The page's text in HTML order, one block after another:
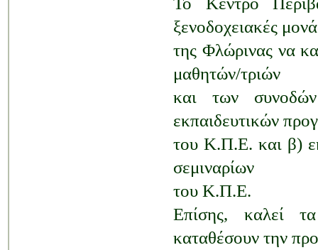
ξενοδοχειακές
της Φλώρινας να
μαθητών/τριών
και των
εκπαιδευτικών
του Κ.Π.Ε. και β)
σεμιναρίων
του Κ.Π.Ε.
Επίσης, καλεί
καταθέσουν την